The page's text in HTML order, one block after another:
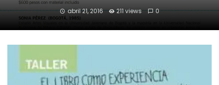
abril 21, 2016 211 views 0